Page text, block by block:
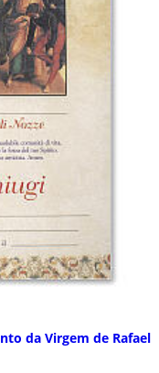
da Virgem de Rafael